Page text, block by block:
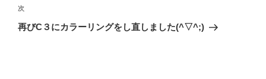
ビ
ゲ
稿
次
の
次
再びC３にカラーリングをし直しました(^▽^;)